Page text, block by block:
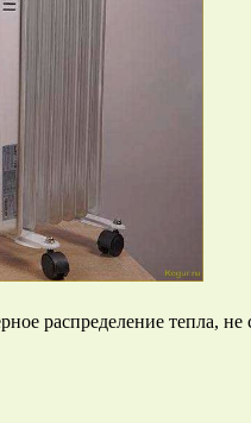
распределение тепла,